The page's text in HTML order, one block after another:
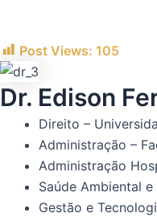
Post Views: 105
Dr. Edison
Direito –
Administração –
Administração
Saúde Ambiental
Gestão e